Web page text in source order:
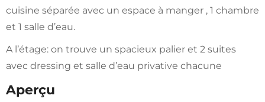
cuisine séparée avec un espace à manger , 1 chambre
et 1 salle d’eau.
A l’étage: on trouve un spacieux palier et 2 suites
avec dressing et salle d’eau privative chacune
Aperçu